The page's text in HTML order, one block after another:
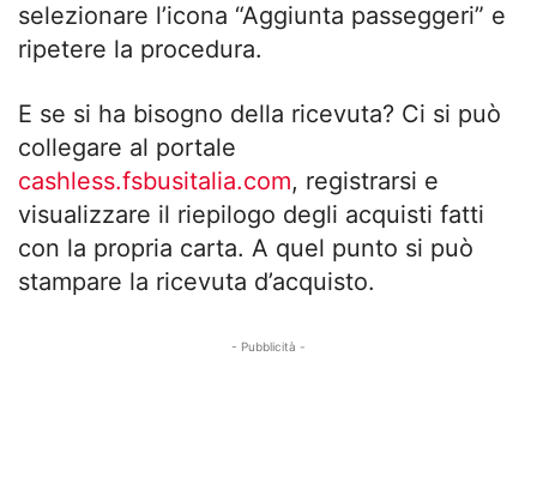
selezionare l’icona “Aggiunta passeggeri” e
ripetere la procedura.
E se si ha bisogno della ricevuta? Ci si può
collegare al portale
cashless.fsbusitalia.com, registrarsi e
visualizzare il riepilogo degli acquisti fatti
con la propria carta. A quel punto si può
stampare la ricevuta d’acquisto.
- Pubblicità -